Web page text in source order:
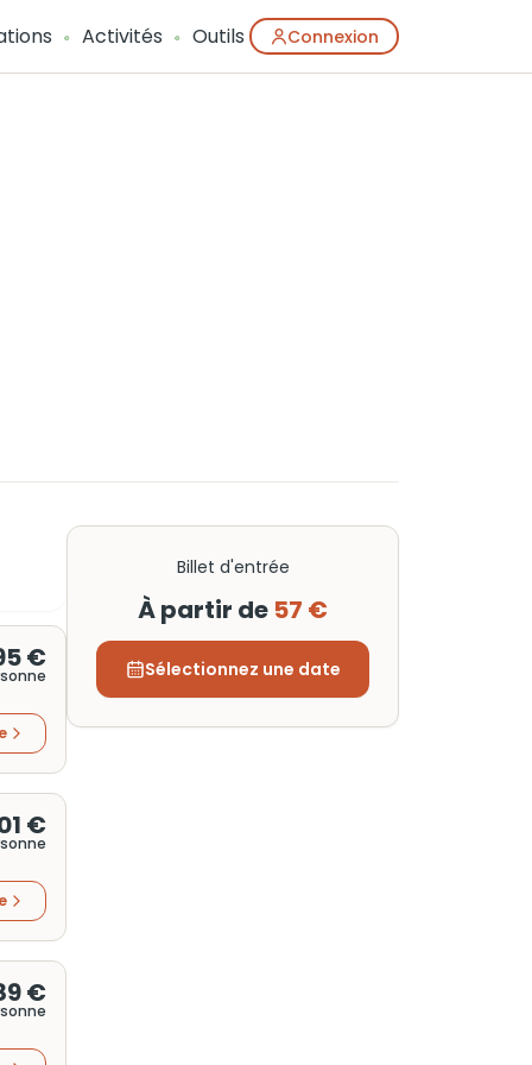
Activités Outils Connexion
€
€
€
Billet d'entrée
À partir de 57 €
Sélectionnez une date